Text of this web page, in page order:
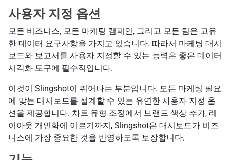
사용자 지정 옵션
모든 비즈니스, 모든 마케팅 캠페인, 그리고 모든 팀은 고유
한 데이터 요구사항을 가지고 있습니다. 따라서 마케팅 대시
보드와 보고서를 사용자 지정할 수 있는 능력은 좋은 데이터
시각화 도구에 필수적입니다.
이것이 Slingshot이 뛰어나는 부분입니다. 모든 마케팅 필요
에 맞는 대시보드를 설계할 수 있는 유연한 사용자 지정 옵
션을 제공합니다. 차트 유형 조정에서 브랜드 색상 추가, 레
이아웃 개인화에 이르기까지, Slingshot은 대시보드가 비즈
니스에 가장 중요한 것을 반영하도록 보장합니다.